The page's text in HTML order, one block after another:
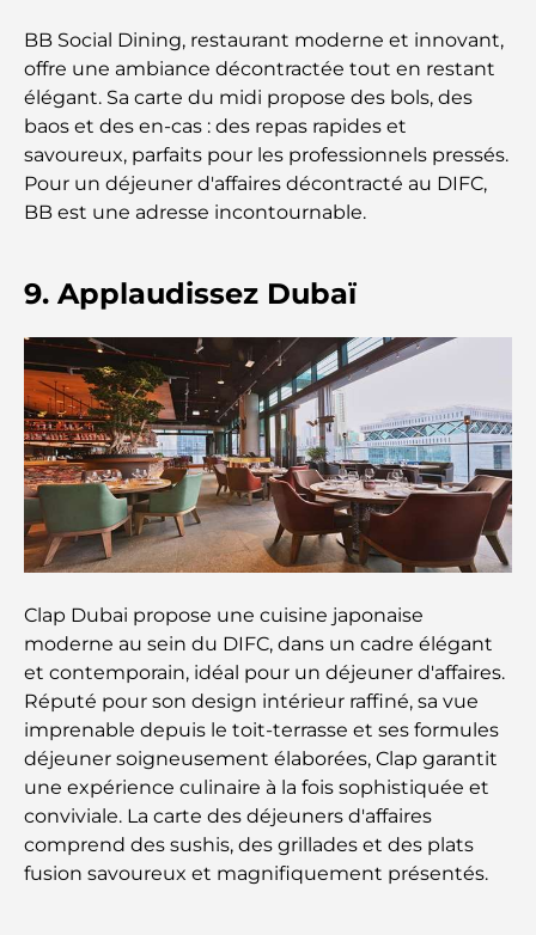
Les jets privés les plus chers : immersion dans
l'univers du luxe aéronautique des milliardaires
Les bagues de fiançailles les plus chères du
Écoles indiennes à Dubaï : Le guide ultime pour
Découverte des sites emblématiques d'Abu Dhabi
Écoles à Abou Dhabi : Le guide ultime des
meilleures écoles de la capitale
Restaurants à Abou Dhabi : un tour savoureux de
la capitale
Gyms in Abu Dhabi: Your Guide to the Best
Fitness Spots in the City
Centres commerciaux à Abou Dhabi : votre guide
des meilleurs endroits pour faire du shopping en
ville
Les plus belles plages d'Abu Dhabi pour une
journée parfaite
Les îles incontournables d'Abu Dhabi à découvrir
BB Social Dining, restaurant moderne et innovant,
offre une ambiance décontractée tout en restant
élégant. Sa carte du midi propose des bols, des
baos et des en-cas : des repas rapides et
savoureux, parfaits pour les professionnels pressés.
Pour un déjeuner d'affaires décontracté au DIFC,
BB est une adresse incontournable.
9. Applaudissez Dubaï
Clap Dubai propose une cuisine japonaise
moderne au sein du DIFC, dans un cadre élégant
et contemporain, idéal pour un déjeuner d'affaires.
Réputé pour son design intérieur raffiné, sa vue
imprenable depuis le toit-terrasse et ses formules
déjeuner soigneusement élaborées, Clap garantit
une expérience culinaire à la fois sophistiquée et
conviviale. La carte des déjeuners d'affaires
comprend des sushis, des grillades et des plats
fusion savoureux et magnifiquement présentés.